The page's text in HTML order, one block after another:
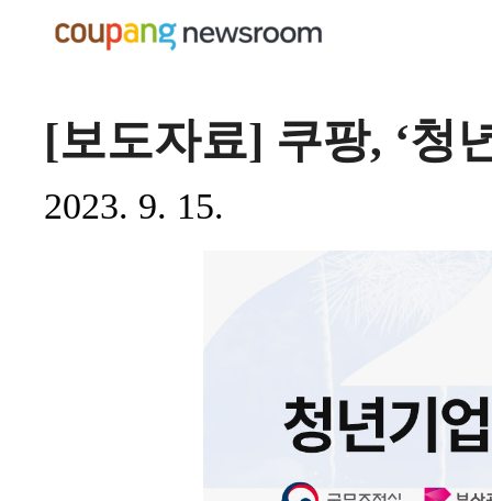
[보도자료] 쿠팡, ‘청
2023. 9. 15.